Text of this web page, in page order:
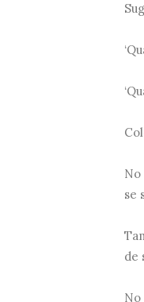
No
se
de